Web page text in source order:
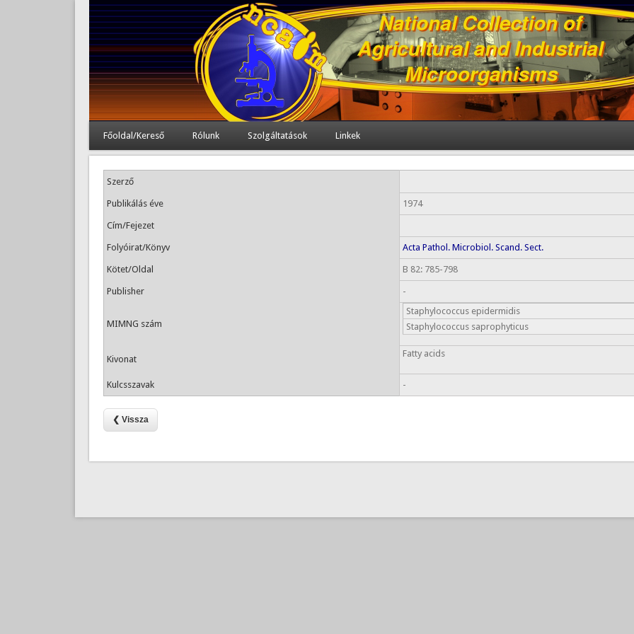
Főoldal/Kereső Rólunk Szolgáltatások Linkek
Szerző
Publikálás éve 1974
Cím/Fejezet
Folyóirat/Könyv Acta Pathol. Microbiol. Scand. Sect.
Kötet/Oldal B 82: 785-798
Publisher -
MIMNG szám
Staphylococcus epidermidis
Staphylococcus saprophyticus
Kivonat
Fatty acids
Kulcsszavak -